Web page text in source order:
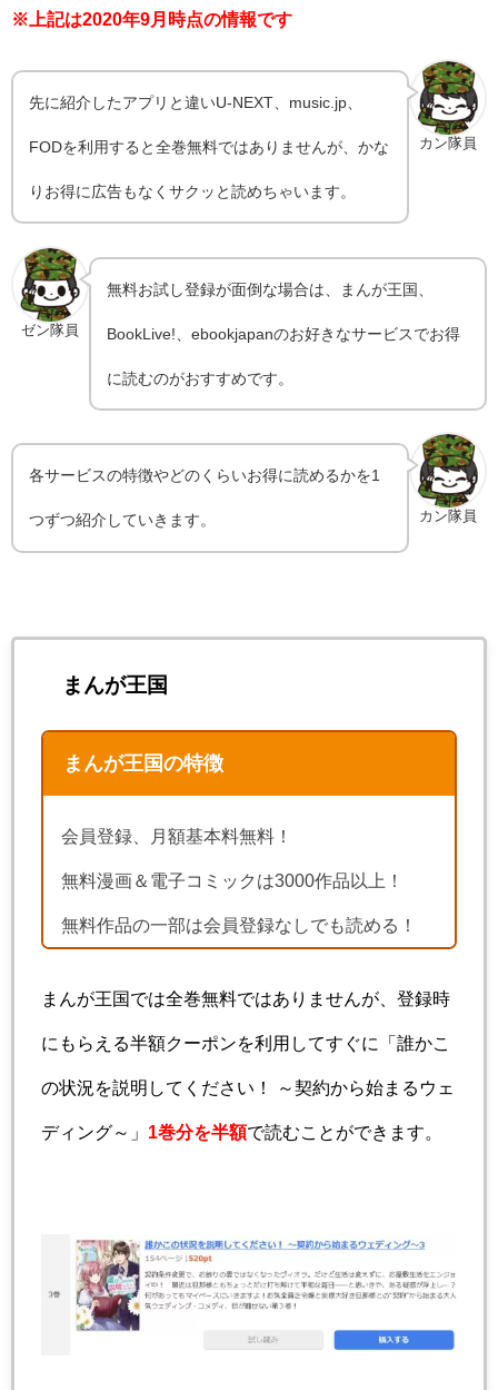
※上記は2020年9月時点の情報です
カン隊員
先に紹介したアプリと違いU-NEXT、music.jp、
FODを利用すると全巻無料ではありませんが、かな
りお得に広告もなくサクッと読めちゃいます。
ゼン隊員
無料お試し登録が面倒な場合は、まんが王国、
BookLive!、ebookjapanのお好きなサービスでお得
に読むのがおすすめです。
カン隊員
各サービスの特徴やどのくらいお得に読めるかを1
つずつ紹介していきます。
まんが王国
まんが王国の特徴
会員登録、月額基本料無料！
無料漫画＆電子コミックは3000作品以上！
無料作品の一部は会員登録なしでも読める！
まんが王国では全巻無料ではありませんが、登録時
にもらえる半額クーポンを利用してすぐに「誰かこ
の状況を説明してください！ ～契約から始まるウェ
ディング～」 1巻分を半額で読むことができます。